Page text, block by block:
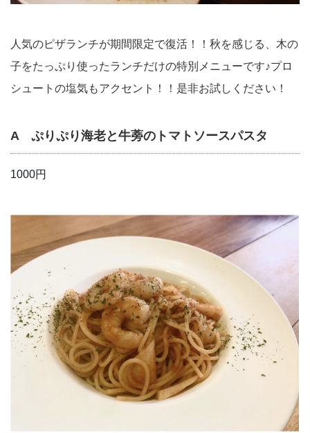
人気のピザランチが期間限定で復活！！秋を感じる、木の
子をたっぷり使ったランチだけの特別メニューです♪プロ
シュートの塩気もアクセント！！是非お試しください！
A ぷりぷり海老と牛蒡のトマトソースパスタ
1000円